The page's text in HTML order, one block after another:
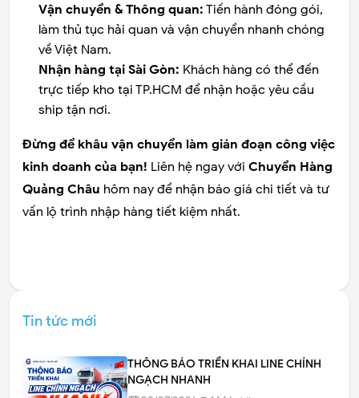
Vận chuyển & Thông quan: Tiến hành đóng gói,
làm thủ tục hải quan và vận chuyển nhanh chóng
về Việt Nam.
Nhận hàng tại Sài Gòn: Khách hàng có thể đến
trực tiếp kho tại TP.HCM để nhận hoặc yêu cầu
ship tận nơi.
Đừng để khâu vận chuyển làm gián đoạn công việc
kinh doanh của bạn! Liên hệ ngay với Chuyển Hàng
Quảng Châu hôm nay để nhận báo giá chi tiết và tư
vấn lộ trình nhập hàng tiết kiệm nhất.
Tin tức mới
THÔNG BÁO TRIỂN KHAI LINE CHÍNH
NGẠCH NHANH